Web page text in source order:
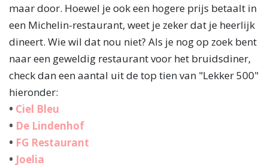
maar door. Hoewel je ook een hogere prijs betaalt in
een Michelin-restaurant, weet je zeker dat je heerlijk
dineert. Wie wil dat nou niet? Als je nog op zoek bent
naar een geweldig restaurant voor het bruidsdiner,
check dan een aantal uit de top tien van "Lekker 500"
hieronder:
• Ciel Bleu
• De Lindenhof
• FG Restaurant
• Joelia